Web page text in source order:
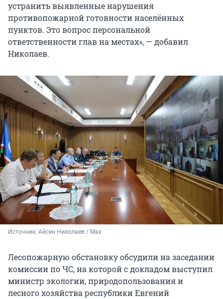
устранить выявленные нарушения
противопожарной готовности населённых
пунктов. Это вопрос персональной
ответственности глав на местах», — добавил
Николаев.
Источник: Айсен Николаев / Мах
Лесопожарную обстановку обсудили на заседании
комиссии по ЧС, на которой с докладом выступил
министр экологии, природопользования и
лесного хозяйства республики Евгений